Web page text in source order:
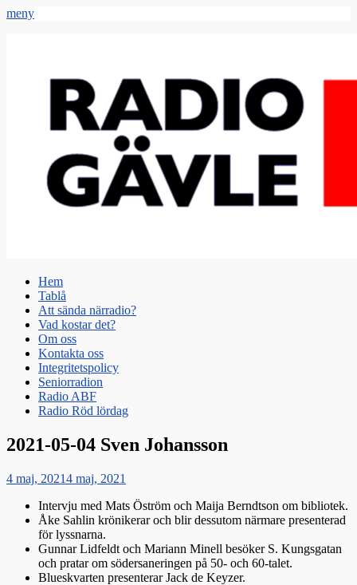
meny
Primär
meny
Hoppa
innehåll
Hem
Tablå
Att sända närradio?
Vad kostar det?
Om oss
Kontakta oss
Integritetspolicy
Seniorradion
Radio ABF
Radio Röd lördag
2021-05-04 Sven Johansson
Publicerat
4 maj, 20214 maj, 2021
Intervju med Mats Öström och Maija Berndtson om bibliotek.
Åke Sahlin krönikerar och blir dessutom närmare presenterad
för lyssnarna.
Gunnar Lidfeldt och Mariann Minell besöker S. Kungsgatan
och pratar om södersaneringen på 50- och 60-talet.
Blueskvarten presenterar Jack de Keyzer.